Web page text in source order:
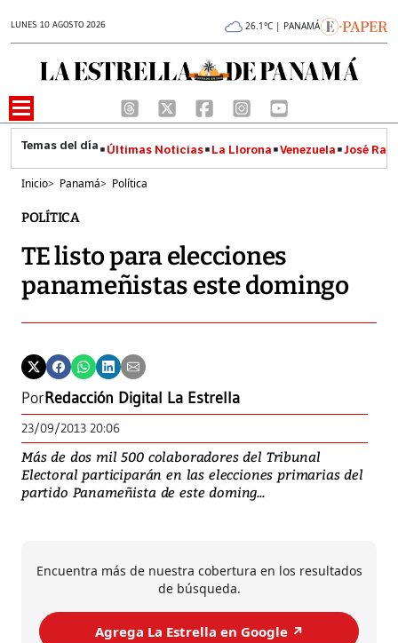
LUNES 10 AGOSTO 2026 26.1°C | PANAMÁ
Últimas Noticias La Llorona Venezuela José
Inicio> Panamá> Política
POLÍTICA
TE listo para elecciones
panameñistas este domingo
PorRedacción Digital La Estrella
23/09/2013 20:06
Más de dos mil 500 colaboradores del Tribunal
Electoral participarán en las elecciones primarias del
partido Panameñista de este doming...
Encuentra más de nuestra cobertura en los resultados
de búsqueda.
Agrega La Estrella en Google ↗️